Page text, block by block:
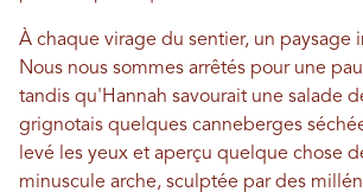
À chaque virage du sentier, un paysage
Nous nous sommes arrêtés pour une
tandis qu'Hannah savourait une salade
grignotais quelques canneberges
levé les yeux et aperçu quelque chose
minuscule arche, sculptée par des